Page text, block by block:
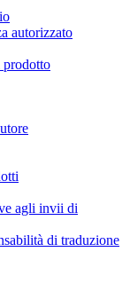
autorizzato
prodotto
agli invii di
di traduzione